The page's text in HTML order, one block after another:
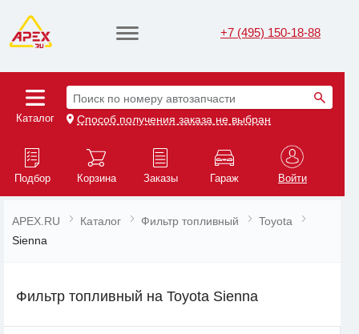
+7 (495) 150-18-88
Каталог
Поиск по номеру автозапчасти
Способ получения заказа не выбран
Подбор Корзина Заказы Гараж Войти
APEX.RU Каталог Фильтр топливный
Toyota
Sienna
Фильтр топливный на Toyota Sienna